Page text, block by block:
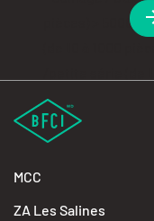
MCC
ZA Les Salines